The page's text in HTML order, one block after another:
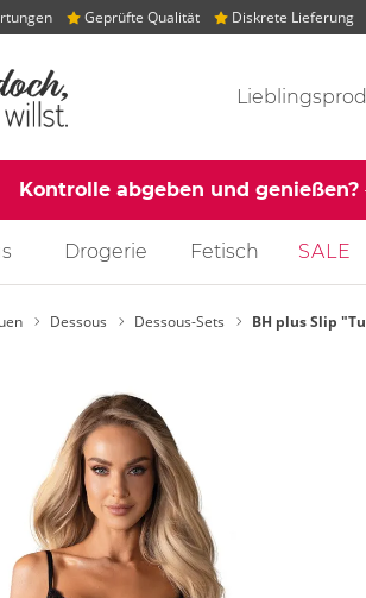
Geprüfte Qualität Diskrete Lieferung
Suchvorschläge
Kontrolle abgeben und genießen?
Drogerie Fetisch SALE
Dessous Dessous-Sets BH plus Slip